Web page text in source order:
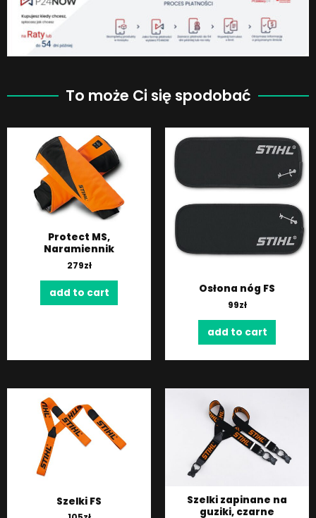
To może Ci się spodobać
Protect MS,
Naramiennik
279zł
add to cart Osłona nóg FS
99zł
add to cart
Szelki FS
Szelki zapinane na
guziki, czarne